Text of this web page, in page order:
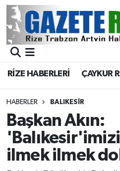
RİZE HABERLERİ ÇAYKUR
HABERLER BALIKESIR
Başkan Akın:
ilmek ilmek
BÖLGEMİZ
Asayiş
Rize Jandarma
Bilim Teknoloji
Merkez Nöbetçi
Merkez Trafik
Süper Lig Puan Durumu
Tüm Manşetler